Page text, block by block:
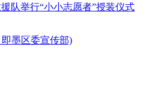
队举行“小小志愿者”授装仪式
墨区委宣传部)